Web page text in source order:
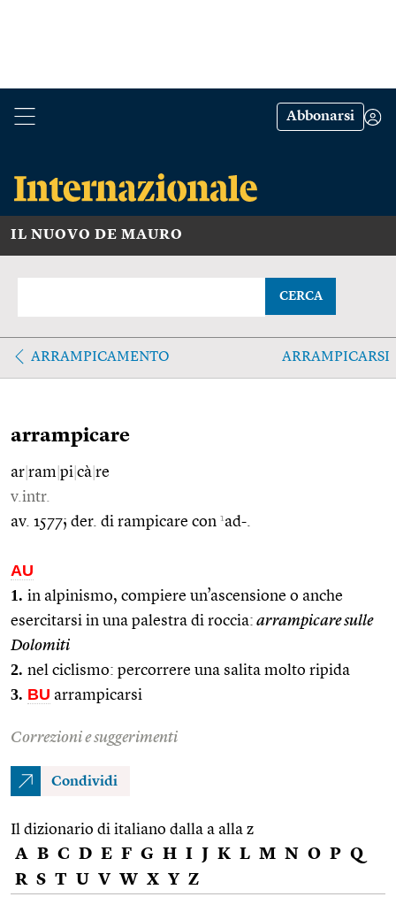
Abbonarsi
IL NUOVO DE MAURO
CERCA
ARRAMPICAMENTO ARRAMPICARSI
arrampicare
ar ram pi cà re
v.intr.
av. 1577; der. di rampicare con 1ad-.
AU
1. in alpinismo, compiere un’ascensione o anche
esercitarsi in una palestra di roccia: arrampicare sulle
Dolomiti
2. nel ciclismo: percorrere una salita molto ripida
3. BU arrampicarsi
Correzioni e suggerimenti
Condividi
Il dizionario di italiano dalla a alla z
A B C D E F G H I J K L M N O P Q
R S T U V W X Y Z